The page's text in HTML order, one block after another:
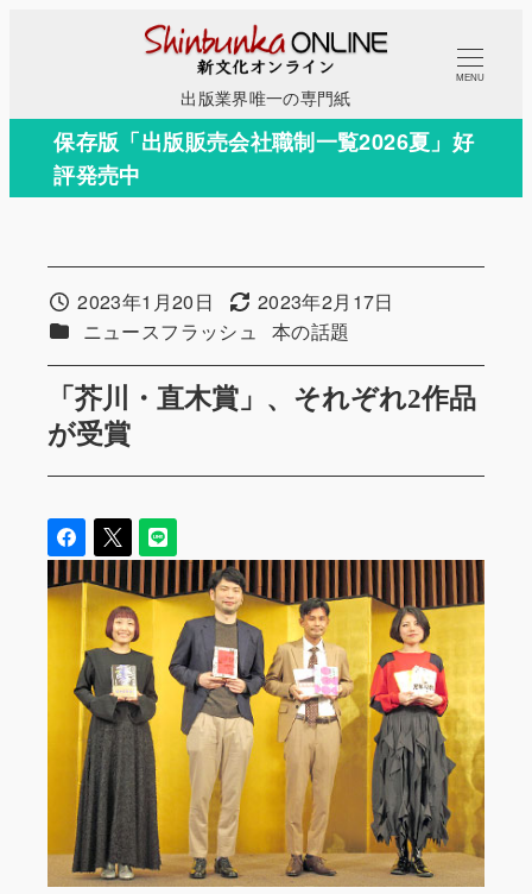
コ
テ
出版業界唯一の専門紙
MENU
保存版「出版販売会社職制一覧2026夏」好
評発売中
「芥川・直木賞」、それぞれ2作品
が受賞
投稿日2023年1月20日 更新日2023年2月17日
カテゴリー
ニュースフラッシュ カテゴリー
本の話題